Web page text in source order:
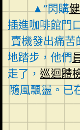
▲“閃購
插進咖啡館門
賣機發出痛苦
地踏步，他們
走了， 巡迴體
隨風飄盪。已